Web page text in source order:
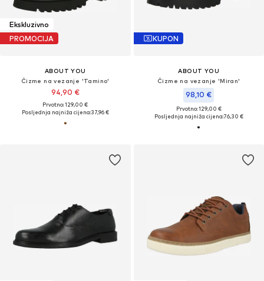
Ekskluzivno
PROMOCIJA
ABOUT YOU
Čizme na vezanje 'Tamino'
94,90 €
Prvotno: 129,00 €
Posljednja najniža cijena:37,96 €
KUPON
ABOUT YOU
Čizme na vezanje 'Miran'
98,10 €
Prvotno: 129,00 €
Posljednja najniža cijena:76,30 €